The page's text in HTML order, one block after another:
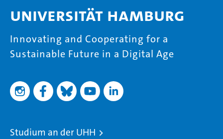
Universität Hamburg
Innovating and Cooperating for a
Sustainable Future in a Digital Age
Studium an der UHH